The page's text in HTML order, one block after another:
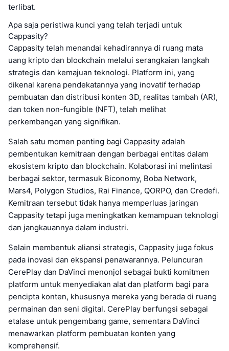
terlibat.
Apa saja peristiwa kunci yang telah terjadi untuk
Cappasity?
Cappasity telah menandai kehadirannya di ruang mata
uang kripto dan blockchain melalui serangkaian langkah
strategis dan kemajuan teknologi. Platform ini, yang
dikenal karena pendekatannya yang inovatif terhadap
pembuatan dan distribusi konten 3D, realitas tambah (AR),
dan token non-fungible (NFT), telah melihat
perkembangan yang signifikan.
Salah satu momen penting bagi Cappasity adalah
pembentukan kemitraan dengan berbagai entitas dalam
ekosistem kripto dan blockchain. Kolaborasi ini melintasi
berbagai sektor, termasuk Biconomy, Boba Network,
Mars4, Polygon Studios, Rai Finance, QORPO, dan Credefi.
Kemitraan tersebut tidak hanya memperluas jaringan
Cappasity tetapi juga meningkatkan kemampuan teknologi
dan jangkauannya dalam industri.
Selain membentuk aliansi strategis, Cappasity juga fokus
pada inovasi dan ekspansi penawarannya. Peluncuran
CerePlay dan DaVinci menonjol sebagai bukti komitmen
platform untuk menyediakan alat dan platform bagi para
pencipta konten, khususnya mereka yang berada di ruang
permainan dan seni digital. CerePlay berfungsi sebagai
etalase untuk pengembang game, sementara DaVinci
menawarkan platform pembuatan konten yang
komprehensif.